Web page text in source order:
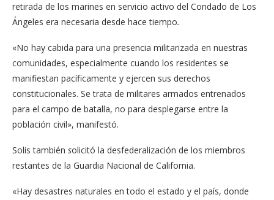
retirada de los marines en servicio activo del Condado de Los
Ángeles era necesaria desde hace tiempo.
«No hay cabida para una presencia militarizada en nuestras
comunidades, especialmente cuando los residentes se
manifiestan pacíficamente y ejercen sus derechos
constitucionales. Se trata de militares armados entrenados
para el campo de batalla, no para desplegarse entre la
población civil», manifestó.
Solis también solicitó la desfederalización de los miembros
restantes de la Guardia Nacional de California.
«Hay desastres naturales en todo el estado y el país, donde